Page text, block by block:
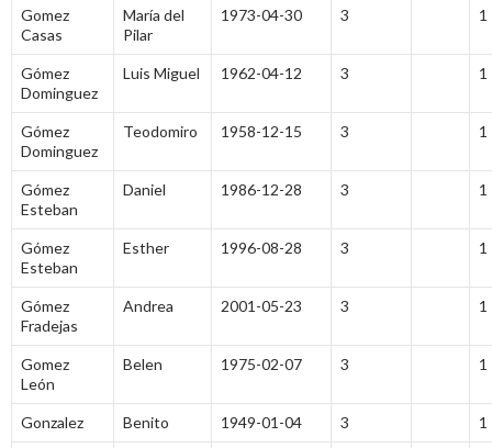
Gomez
Casas
María del
Pilar
1973-04-30 3 1
Gómez
Dominguez
Luis Miguel 1962-04-12 3 1
Gómez
Dominguez
Teodomiro 1958-12-15 3 1
Gómez
Esteban
Daniel 1986-12-28 3 1
Gómez
Esteban
Esther 1996-08-28 3 1
Gómez
Fradejas
Andrea 2001-05-23 3 1
Gomez
León
Belen 1975-02-07 3 1
Gonzalez Benito 1949-01-04 3 1